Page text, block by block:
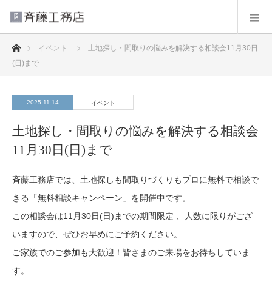
ホームイベント
土地探し・間取りの悩みを解決する相談会11月30日
(日)まで
2025.11.14 イベント
土地探し・間取りの悩みを解決する相談会
11月30日(日)まで
斉藤工務店では、土地探しも間取りづくりもプロに無料で相談で
きる「無料相談キャンペーン」を開催中です。
この相談会は11月30日(日)までの期間限定 、人数に限りがござ
いますので、ぜひお早めにご予約ください。
ご家族でのご参加も大歓迎！皆さまのご来場をお待ちしていま
す。